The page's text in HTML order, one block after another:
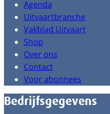
Agenda
Uitvaartbranche
Vakblad Uitvaart
Shop
Over ons
Contact
Voor abonnees
Bedrijfsgegevens